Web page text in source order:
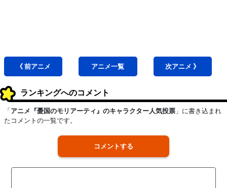
《 前アニメ アニメ一覧 次アニメ 》
ランキングへのコメント
「 アニメ『憂国のモリアーティ』のキャラクター人気投票 」に書き込まれ
たコメントの一覧です。
コメントする